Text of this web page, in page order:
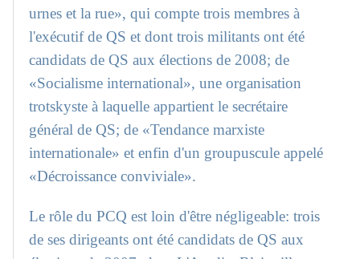
urnes et la rue», qui compte trois membres à
l'exécutif de QS et dont trois militants ont été
candidats de QS aux élections de 2008; de
«Socialisme international», une organisation
trotskyste à laquelle appartient le secrétaire
général de QS; de «Tendance marxiste
internationale» et enfin d'un groupuscule appelé
«Décroissance conviviale».
Le rôle du PCQ est loin d'être négligeable: trois
de ses dirigeants ont été candidats de QS aux